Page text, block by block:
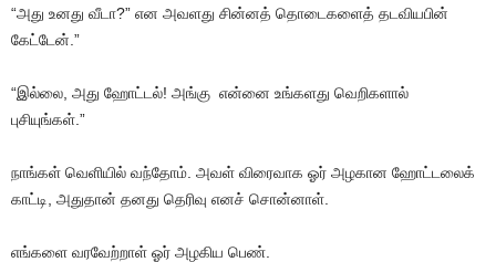
“அது உனது வீடா?” என அவளது சின்னத் தொடைகளைத் தடவியபின்
கேட்டேன்.”
“இல்லை, அது ஹோட்டல்! அங்கு என்னை உங்களது வெறிகளால்
புசியுங்கள்.”
நாங்கள் வெளியில் வந்தோம். அவள் விரைவாக ஓர் அழகான ஹோட்டலைக்
காட்டி, அதுதான் தனது தெரிவு எனச் சொன்னாள்.
எங்களை வரவேற்றாள் ஓர் அழகிய பெண்.